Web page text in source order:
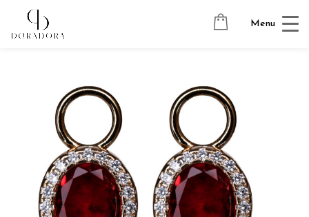
Menu
Avaleht Kõrvarõngaste ripatsid
CRYSTAL OVAL